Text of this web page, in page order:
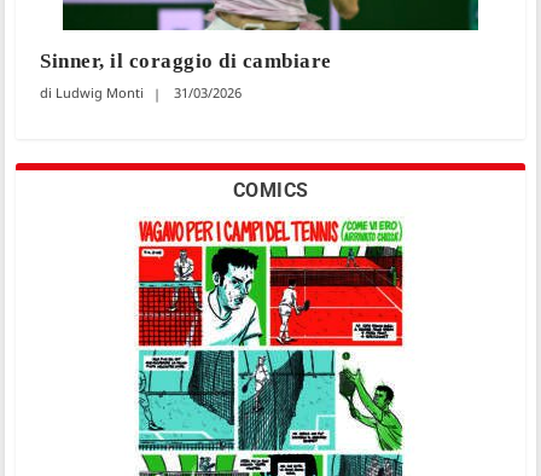
Sinner, il coraggio di cambiare
Ludwig Monti 31/03/2026
COMICS